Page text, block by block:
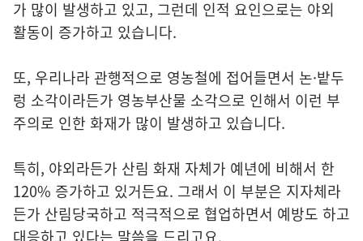
가 많이 발생하고 있고, 그런데 인적 요인으로는 야외
활동이 증가하고 있습니다.
또, 우리나라 관행적으로 영농철에 접어들면서 논·밭두
렁 소각이라든가 영농부산물 소각으로 인해서 이런 부
주의로 인한 화재가 많이 발생하고 있습니다.
특히, 야외라든가 산림 화재 자체가 예년에 비해서 한
120% 증가하고 있거든요. 그래서 이 부분은 지자체라
든가 산림당국하고 적극적으로 협업하면서 예방도 하고
대응하고 있다는 말씀을 드리고요.